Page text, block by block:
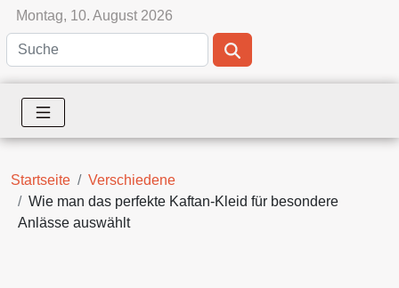
Montag, 10. August 2026
Startseite
Verschiedene
Wie man das perfekte Kaftan-Kleid für besondere
Anlässe auswählt